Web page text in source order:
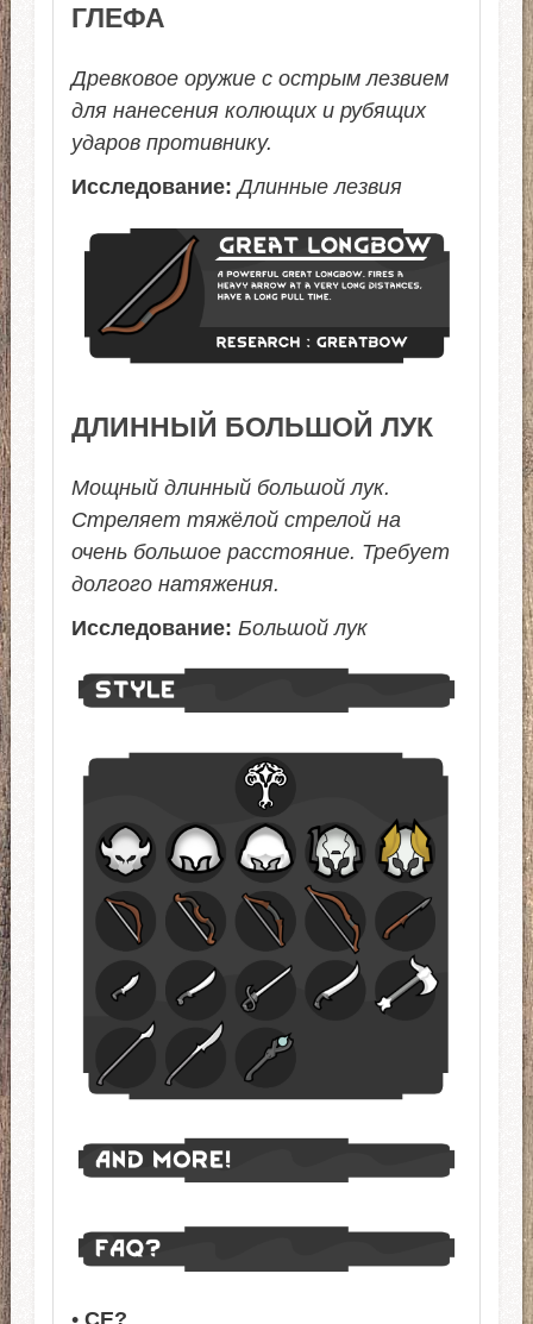
ГЛЕФА
Древковое оружие с острым лезвием
для нанесения колющих и рубящих
ударов противнику.
Исследование: Длинные лезвия
ДЛИННЫЙ БОЛЬШОЙ ЛУК
Мощный длинный большой лук.
Стреляет тяжёлой стрелой на
очень большое расстояние. Требует
долгого натяжения.
Исследование: Большой лук
• CE?